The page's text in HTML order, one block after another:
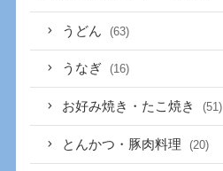
うどん (63)
うなぎ (16)
お好み焼き・たこ焼き (51)
とんかつ・豚肉料理 (20)